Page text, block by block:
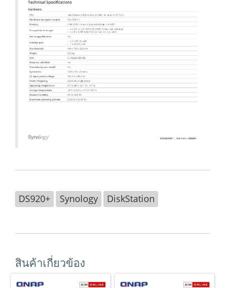
DS920+ Synology DiskStation
สินค้าเกี่ยวข้อง